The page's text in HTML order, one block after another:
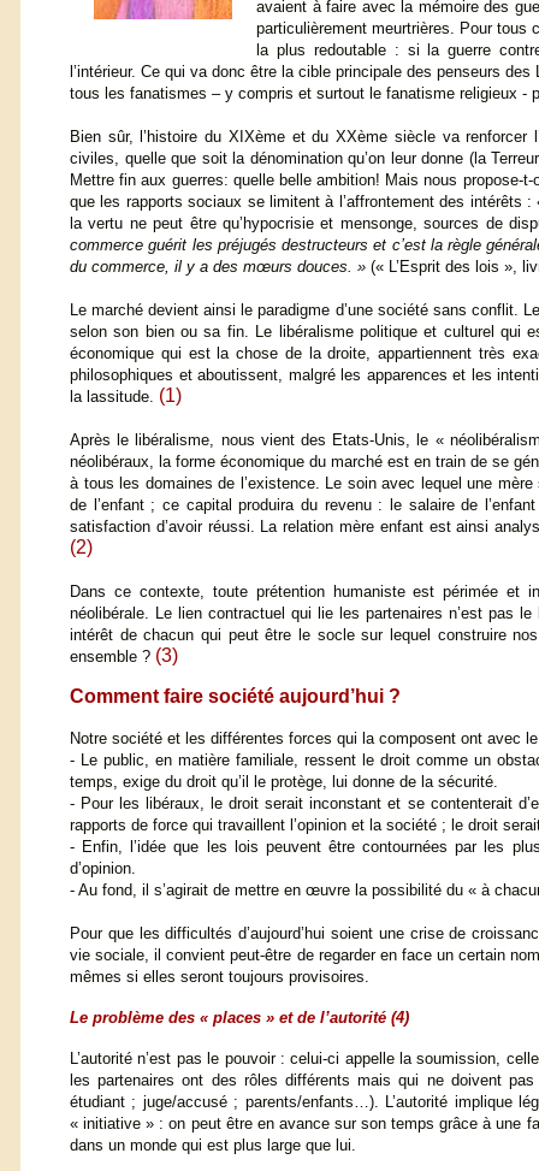
avaient à faire avec la mémoire des
particulièrement meurtrières. Pour tous
la plus redoutable : si la guerre
l’intérieur. Ce qui va donc être la cible principale des penseurs
tous les fanatismes – y compris et surtout le fanatisme religieux -
Bien sûr, l’histoire du XIXème et du XXème siècle va renforcer
civiles, quelle que soit la dénomination qu’on leur donne (la
Mettre fin aux guerres: quelle belle ambition! Mais nous propose-
que les rapports sociaux se limitent à l’affrontement des intérêts
la vertu ne peut être qu’hypocrisie et mensonge, sources de
commerce guérit les préjugés destructeurs et c’est la règle
du commerce, il y a des mœurs douces. » (« L’Esprit des lois »,
Le marché devient ainsi le paradigme d’une société sans conflit.
selon son bien ou sa fin. Le libéralisme politique et culturel qui
économique qui est la chose de la droite, appartiennent très
philosophiques et aboutissent, malgré les apparences et les
la lassitude. (1)
Après le libéralisme, nous vient des Etats-Unis, le «
néolibéraux, la forme économique du marché est en train de se
à tous les domaines de l’existence. Le soin avec lequel une
de l’enfant ; ce capital produira du revenu : le salaire de
satisfaction d’avoir réussi. La relation mère enfant est ainsi
(2)
Dans ce contexte, toute prétention humaniste est périmée
néolibérale. Le lien contractuel qui lie les partenaires n’est pas
intérêt de chacun qui peut être le socle sur lequel construire
ensemble ? (3)
Comment faire société aujourd’hui ?
Notre société et les différentes forces qui la composent ont avec
- Le public, en matière familiale, ressent le droit comme un
temps, exige du droit qu’il le protège, lui donne de la sécurité.
- Pour les libéraux, le droit serait inconstant et se contenterait
rapports de force qui travaillent l’opinion et la société ; le droit
- Enfin, l’idée que les lois peuvent être contournées par les
d’opinion.
- Au fond, il s’agirait de mettre en œuvre la possibilité du « à
Pour que les difficultés d’aujourd’hui soient une crise de
vie sociale, il convient peut-être de regarder en face un certain
mêmes si elles seront toujours provisoires.
Le problème des « places » et de l’autorité (4)
L’autorité n’est pas le pouvoir : celui-ci appelle la soumission,
les partenaires ont des rôles différents mais qui ne doivent
étudiant ; juge/accusé ; parents/enfants…). L’autorité implique
« initiative » : on peut être en avance sur son temps grâce à une
dans un monde qui est plus large que lui.